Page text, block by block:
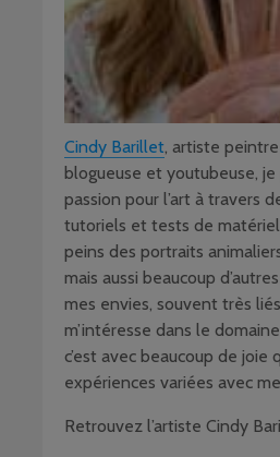
Cindy Barillet, artiste
blogueuse et youtubeuse,
passion pour l’art à travers
tutoriels et tests de matériel
peins des portraits
mais aussi beaucoup
mes envies, souvent très
m’intéresse dans le
c’est avec beaucoup de
expériences variées avec
Retrouvez l’artiste Cindy